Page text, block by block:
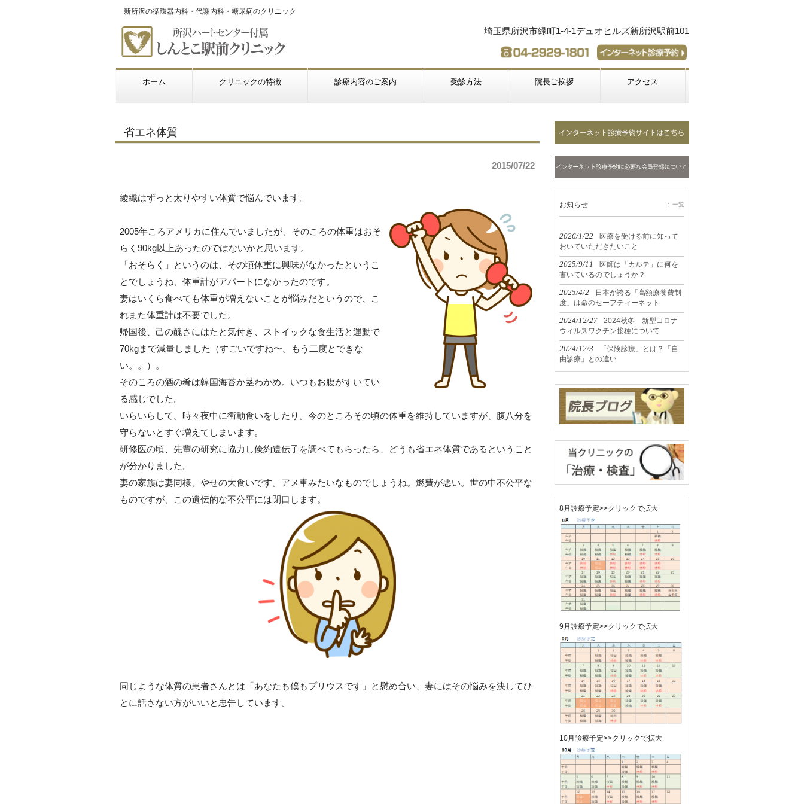
新所沢の循環器内科・代謝内科・糖尿病のクリニック
埼玉県所沢市緑町1-4-1デュオヒルズ新所沢駅前101
ホーム クリニックの特徴 診療内容のご案内 受診方法 院長ご挨拶 アクセス
省エネ体質
2015/07/22
綾織はずっと太りやすい体質で悩んでいます。
2005年ころアメリカに住んでいましたが、そのころの体重はおそ
らく90kg以上あったのではないかと思います。
「おそらく」というのは、その頃体重に興味がなかったというこ
とでしょうね、体重計がアパートになかったのです。
妻はいくら食べても体重が増えないことが悩みだというので、こ
れまた体重計は不要でした。
帰国後、己の醜さにはたと気付き、ストイックな食生活と運動で
70kgまで減量しました（すごいですね〜。もう二度とできな
い。。）。
そのころの酒の肴は韓国海苔か茎わかめ。いつもお腹がすいてい
る感じでした。
いらいらして。時々夜中に衝動食いをしたり。今のところその頃の体重を維持していますが、腹八分を
守らないとすぐ増えてしまいます。
研修医の頃、先輩の研究に協力し倹約遺伝子を調べてもらったら、どうも省エネ体質であるということ
が分かりました。
妻の家族は妻同様、やせの大食いです。アメ車みたいなものでしょうね。燃費が悪い。世の中不公平な
ものですが、この遺伝的な不公平には閉口します。
同じような体質の患者さんとは「あなたも僕もプリウスです」と慰め合い、妻にはその悩みを決してひ
とに話さない方がいいと忠告しています。
お知らせ 一覧
2026/1/22
医療を受ける前に知って
おいていただきたいこと
2025/9/11
医師は「カルテ」に何を
書いているのでしょうか？
2025/4/2
日本が誇る「高額療養費制
度」は命のセーフティーネット
2024/12/27
2024秋冬 新型コロナ
ウィルスワクチン接種について
2024/12/3
「保険診療」とは？「自
由診療」との違い
8月診療予定>>クリックで拡大
9月診療予定>>クリックで拡大
10月診療予定>>クリックで拡大